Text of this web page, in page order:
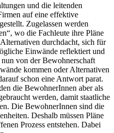
und die leitenden
auf eine effektive
Zugelassen werden
wo die Fachleute ihre Pläne
durchdacht, sich für
Einwände reflektiert und
von der Bewohnerschaft
kommen oder Alternativen
schon eine Antwort parat.
die BewohnerInnen aber als
werden, damit staatliche
Die BewohnerInnen sind die
Deshalb müssen Pläne
Prozess entstehen. Dabei